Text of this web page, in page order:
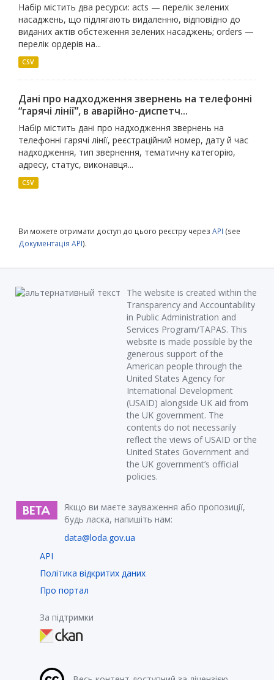
Набір містить два ресурси: acts — перелік зелених
насаджень, що підлягають видаленню, відповідно до
виданих актів обстеження зелених насаджень; orders —
перелік ордерів на...
CSV
Дані про надходження звернень на телефонні
“гарячі лінії”, в аварійно-диспетч...
Набір містить дані про надходження звернень на
телефонні гарячі лінії, реєстраційний номер, дату й час
надходження, тип звернення, тематичну категорію,
адресу, статус, виконавця...
CSV
Ви можете отримати доступ до цього реєстру через API (see
Документація API).
The website is created within the
Transparency and Accountability
in Public Administration and
Services Program/TAPAS. This
website is made possible by the
generous support of the
American people through the
United States Agency for
International Development
(USAID) alongside UK aid from
the UK government. The
contents do not necessarily
reflect the views of USAID or the
United States Government and
the UK government’s official
policies.
Якщо ви маєте зауваження або пропозиції,
будь ласка, напишіть нам:
data@loda.gov.ua
API
Політика відкритих даних
Про портал
За підтримки